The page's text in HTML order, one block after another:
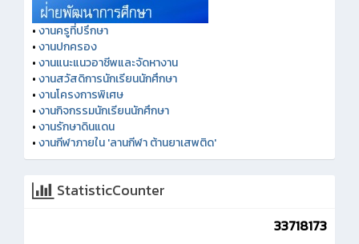
•งานครูที่ปรึกษา
•งานปกครอง
•งานแนะแนวอาชีพและจัดหางาน
•งานสวัสดิการนักเรียนนักศึกษา
•งานโครงการพิเศษ
•งานกิจกรรมนักเรียนนักศึกษา
•งานรักษาดินแดน
•งานกีฬาภายใน 'ลานกีฬา ต้านยาเสพติด'
StatisticCounter
33718173